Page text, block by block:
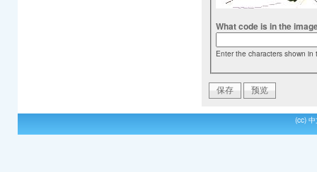
What code is in the
Enter the characters shown in
(cc)中